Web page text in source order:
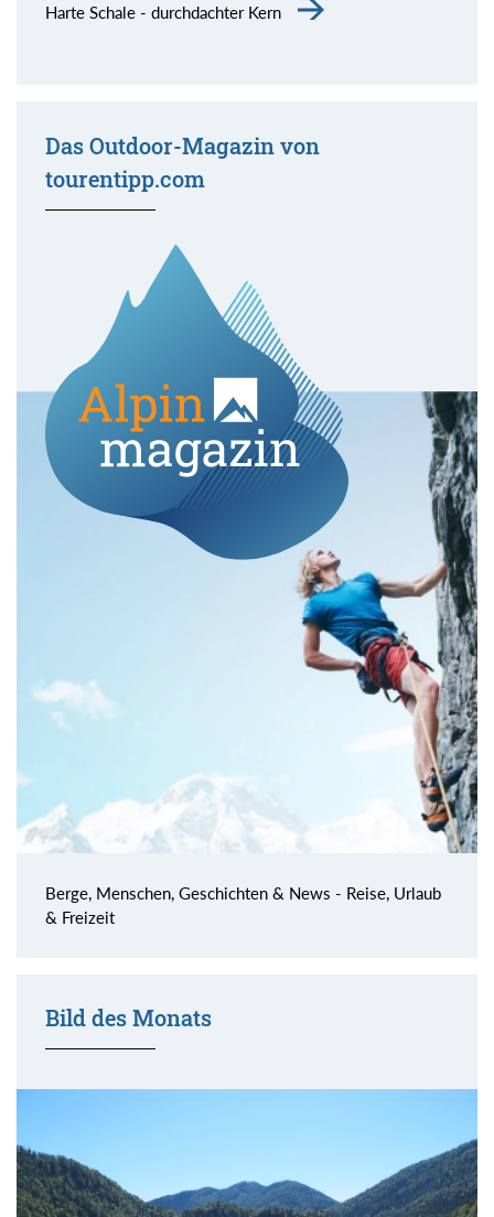
Harte Schale - durchdachter Kern
Das Outdoor-Magazin von
tourentipp.com
Berge, Menschen, Geschichten & News - Reise, Urlaub
& Freizeit
Bild des Monats